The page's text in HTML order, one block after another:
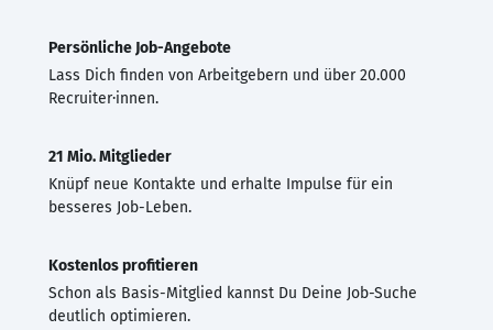
Persönliche Job-Angebote
Lass Dich finden von Arbeitgebern und über 20.000
Recruiter·innen.
21 Mio. Mitglieder
Knüpf neue Kontakte und erhalte Impulse für ein
besseres Job-Leben.
Kostenlos profitieren
Schon als Basis-Mitglied kannst Du Deine Job-Suche
deutlich optimieren.